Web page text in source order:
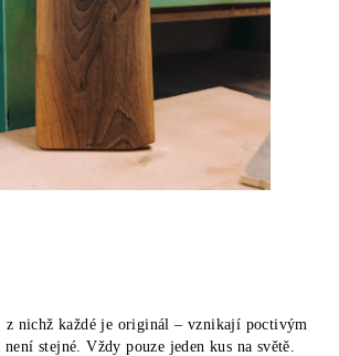
z nichž každé je originál – vznikají poctivým
není stejné. Vždy pouze jeden kus na světě.